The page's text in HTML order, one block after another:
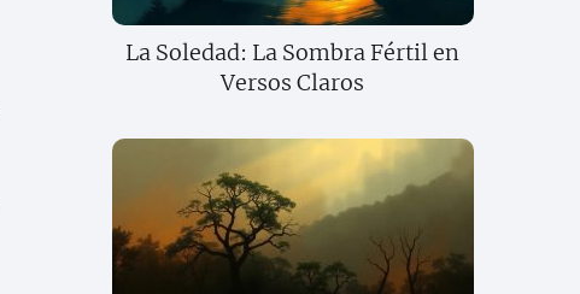
La Soledad: La Sombra Fértil en
Versos Claros